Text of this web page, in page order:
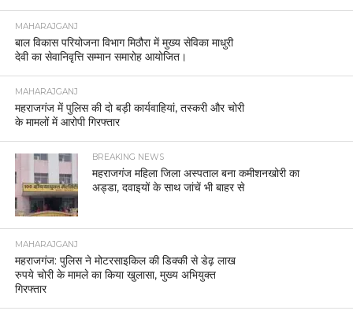
MAHARAJGANJ
बाल विकास परियोजना विभाग मिठौरा में मुख्य सेविका माधुरी
देवी का सेवानिवृत्ति सम्मान समारोह आयोजित।
MAHARAJGANJ
महराजगंज में पुलिस की दो बड़ी कार्यवाहियां, तस्करी और चोरी
के मामलों में आरोपी गिरफ्तार
BREAKING NEWS
महराजगंज महिला जिला अस्पताल बना कमीशनखोरी का
अड्डा, दवाइयों के साथ जांचें भी बाहर से
MAHARAJGANJ
महराजगंज: पुलिस ने मोटरसाइकिल की डिक्की से डेढ़ लाख
रुपये चोरी के मामले का किया खुलासा, मुख्य अभियुक्त
गिरफ्तार